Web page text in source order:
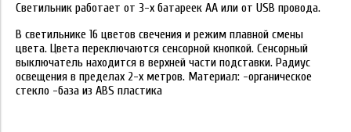
Светильник работает от 3-х батареек АА или от USB провода.
В светильнике 16 цветов свечения и режим плавной смены
цвета. Цвета переключаются сенсорной кнопкой. Сенсорный
выключатель находится в верхней части подставки. Радиус
освещения в пределах 2-х метров. Материал: -органическое
стекло -база из ABS пластика